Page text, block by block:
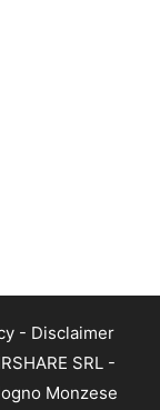
- Disclaimer
SRL -
Monzese